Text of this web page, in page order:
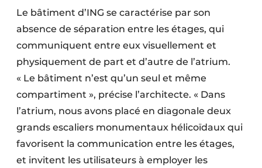
Le bâtiment d’ING se caractérise par son
absence de séparation entre les étages, qui
commu­niquent entre eux visuellement et
physiquement de part et d’autre de l’atrium.
« Le bâtiment n’est qu’un seul et même
compartiment », précise l’architecte. « Dans
l’atrium, nous avons placé en diagonale deux
grands escaliers monumentaux hélicoïdaux qui
favorisent la communication entre les étages,
et invitent les utilisateurs à employer les